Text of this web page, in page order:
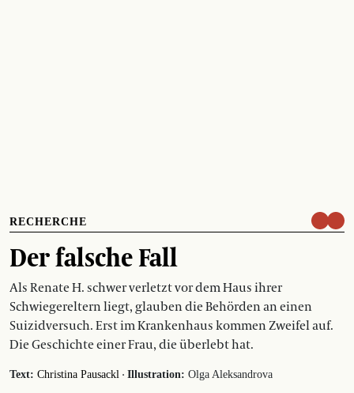
RECHERCHE
Der falsche Fall
Als Renate H. schwer verletzt vor dem Haus ihrer
Schwiegereltern liegt, glauben die Behörden an einen
Suizidversuch. Erst im Krankenhaus kommen Zweifel auf.
Die Geschichte einer Frau, die überlebt hat.
Text: Christina Pausackl · Illustration: Olga Aleksandrova